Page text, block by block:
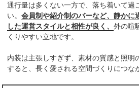
通行量は多くない一方で、落ち着いて過
い。会員制や紹介制のバーなど、静かに
した運営スタイルと相性が良く、外の喧
くりやすい立地です。
内装は主張しすぎず、素材の質感と照明
すると、長く愛される空間づくりにつな